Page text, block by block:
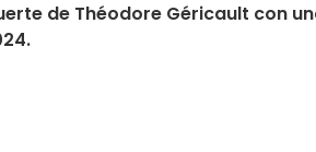
de Théodore Géricault con